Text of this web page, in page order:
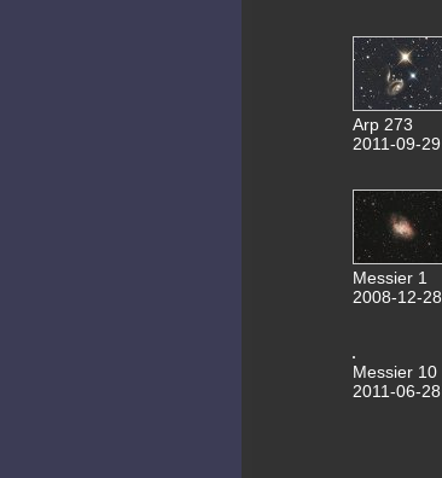
Arp 273
2011-09-29
Messier 1
2008-12-28
Messier 10
2011-06-28